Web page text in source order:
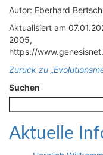
Autor: Eberhard
Aktualisiert am
2005,
https://
Zurück zu
Suchen
Aktuelle